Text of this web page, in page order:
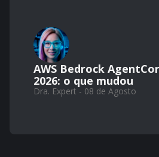
AWS Bedrock
2026: o que mudou
Dra. Expert - 08 de Agosto